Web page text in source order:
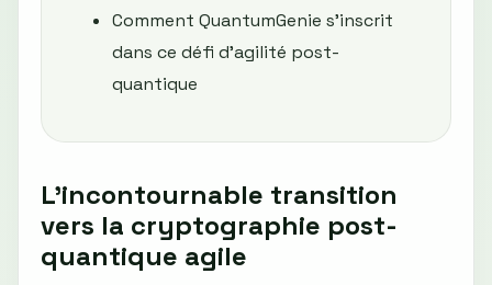
Comment QuantumGenie s’inscrit
dans ce défi d’agilité post-
quantique
L'incontournable transition
vers la cryptographie post-
quantique agile